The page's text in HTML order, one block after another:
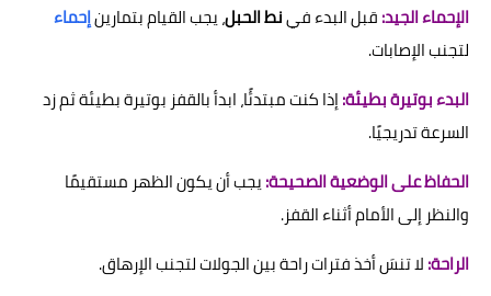
الإحماء الجيد:قبل البدء فينط الحبل، يجب القيام بتمارينإحماء
لتجنب الإصابات.
البدء بوتيرة بطيئة:إذا كنت مبتدئًا، ابدأ بالقفز بوتيرة بطيئة ثم زد
السرعة تدريجيًا.
الحفاظ على الوضعية الصحيحة:يجب أن يكون الظهر مستقيمًا
والنظر إلى الأمام أثناء القفز.
الراحة:لا تنسَ أخذ فترات راحة بين الجولات لتجنب الإرهاق.